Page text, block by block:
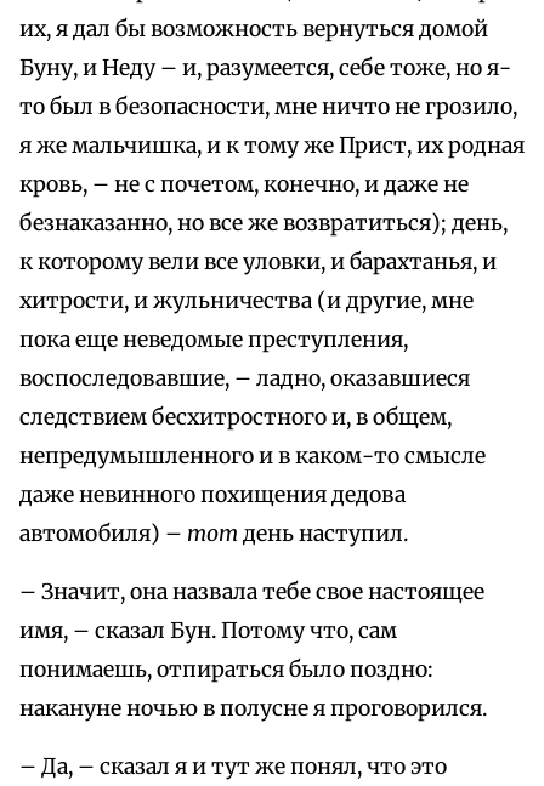
их, я дал бы возможность вернуться домой
Буну, и Неду – и, разумеется, себе тоже, но я-
то был в безопасности, мне ничто не грозило,
я же мальчишка, и к тому же Прист, их родная
кровь, – не с почетом, конечно, и даже не
безнаказанно, но все же возвратиться); день,
к которому вели все уловки, и барахтанья, и
хитрости, и жульничества (и другие, мне
пока еще неведомые преступления,
воспоследовавшие, – ладно, оказавшиеся
следствием бесхитростного и, в общем,
непредумышленного и в каком-то смысле
даже невинного похищения дедова
автомобиля) – тотдень наступил.
– Значит, она назвала тебе свое настоящее
имя, – сказал Бун. Потому что, сам
понимаешь, отпираться было поздно:
накануне ночью в полусне я проговорился.
– Да, – сказал я и тут же понял, что это